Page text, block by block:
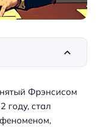
Фрэнсисом
году, стал